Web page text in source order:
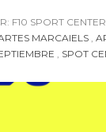
F10 SPORT CENTER
MARCAIELS
SPOT